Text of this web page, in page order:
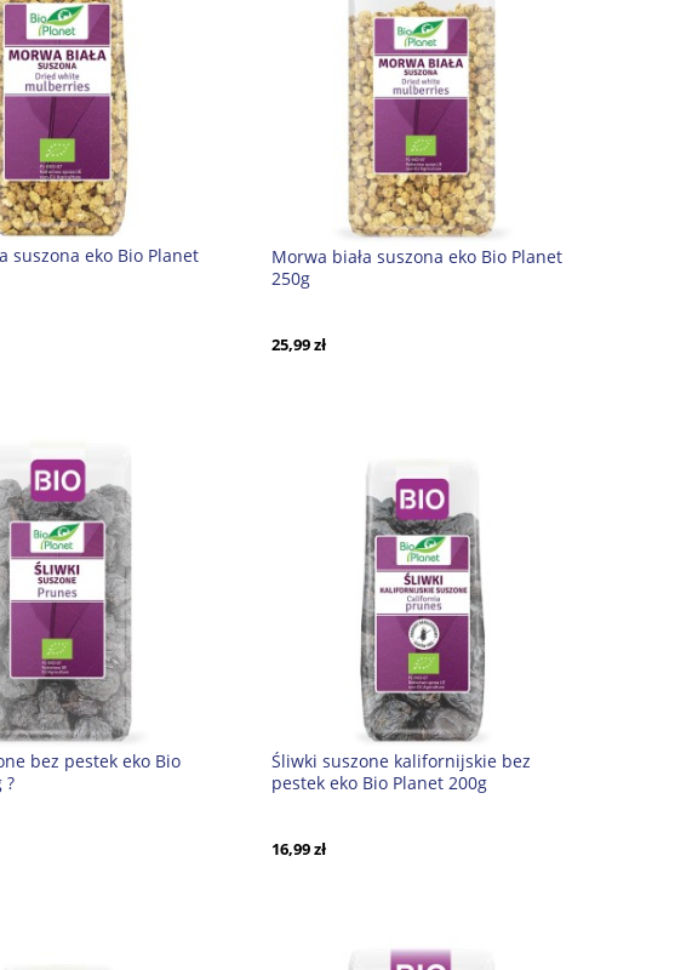
suszona eko Bio Planet
Morwa biała suszona eko Bio Planet
250g
25,99 zł
bez pestek eko Bio
?
Śliwki suszone kalifornijskie bez
pestek eko Bio Planet 200g
16,99 zł